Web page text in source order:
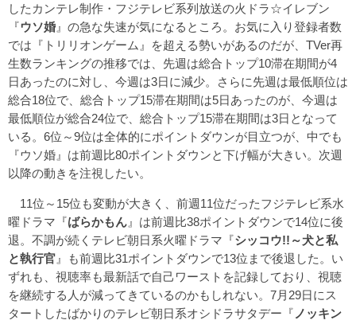
したカンテレ制作・フジテレビ系列放送の火ドラ☆イレブン
『ウソ婚 』の急な失速が気になるところ。お気に入り登録者数
では『トリリオンゲーム』を超える勢いがあるのだが、TVer再
生数ランキングの推移では、先週は総合トップ10滞在期間が4
日あったのに対し、今週は3日に減少。さらに先週は最低順位は
総合18位で、総合トップ15滞在期間は5日あったのが、今週は
最低順位が総合24位で、総合トップ15滞在期間は3日となって
いる。6位～9位は全体的にポイントダウンが目立つが、中でも
『ウソ婚』は前週比80ポイントダウンと下げ幅が大きい。次週
以降の動きを注視したい。
11位～15位も変動が大きく、前週11位だったフジテレビ系水
曜ドラマ『ばらかもん 』は前週比38ポイントダウンで14位に後
退。不調が続くテレビ朝日系火曜ドラマ『シッコウ!!～犬と私
と執行官 』も前週比31ポイントダウンで13位まで後退した。い
ずれも、視聴率も最新話で自己ワーストを記録しており、視聴
を継続する人が減ってきているのかもしれない。7月29日にス
タートしたばかりのテレビ朝日系オシドラサタデー『 ノッキン